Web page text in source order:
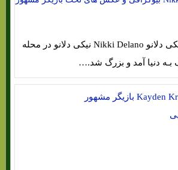
عکس های لخت نیکی دلانو Nikki Delano نیکی دلانو در محله
بـه دنیا آمد و بزرگ شد.…